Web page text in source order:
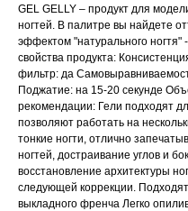
GEL GELLY – продукт для
ногтей. В палитре вы найдете
эффектом "натурального
свойства продукта:
фильтр: да
Поджатие: на 15-20 секунде
рекомендации: Гели подходят
позволяют работать на
тонкие ногти, отлично
ногтей, достраивание углов и
восстановление архитектуры
следующей коррекции.
выкладного френча Легко